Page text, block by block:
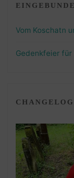
Vom Koschatn
Gedenkfeier
CHANGELOG